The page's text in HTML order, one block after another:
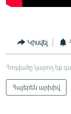
Կիսվել
Հոդվածը կարող եք
Հայերեն արխիվ